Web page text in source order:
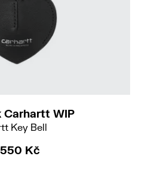
Carhartt WIP
Key Bell
Kč